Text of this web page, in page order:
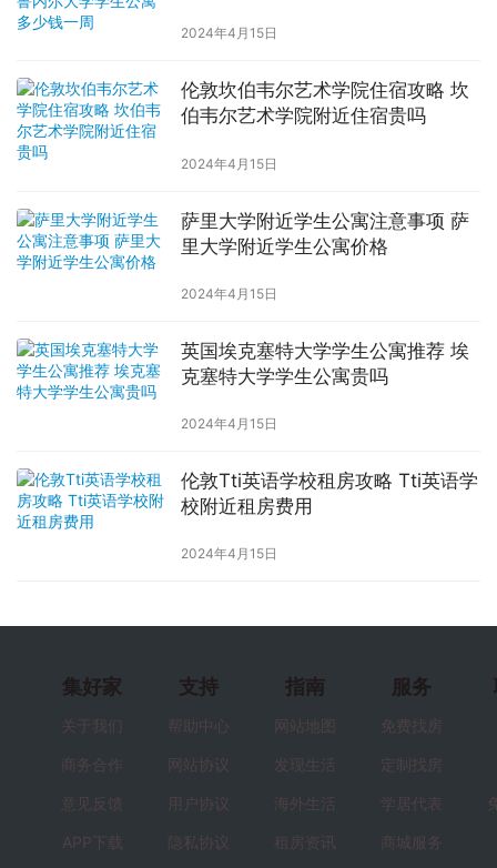
2024年4月15日
伦敦坎伯韦尔艺术学院住宿攻略 坎
伯韦尔艺术学院附近住宿贵吗
2024年4月15日
萨里大学附近学生公寓注意事项 萨
里大学附近学生公寓价格
2024年4月15日
英国埃克塞特大学学生公寓推荐 埃
克塞特大学学生公寓贵吗
2024年4月15日
伦敦Tti英语学校租房攻略 Tti英语学
校附近租房费用
2024年4月15日
集好家
关于我们
商务合作
意见反馈
APP下载
支持
帮助中心
网站协议
用户协议
隐私协议
指南
网站地图
发现生活
海外生活
租房资讯
服务
免费找房
定制找房
学居代表
商城服务